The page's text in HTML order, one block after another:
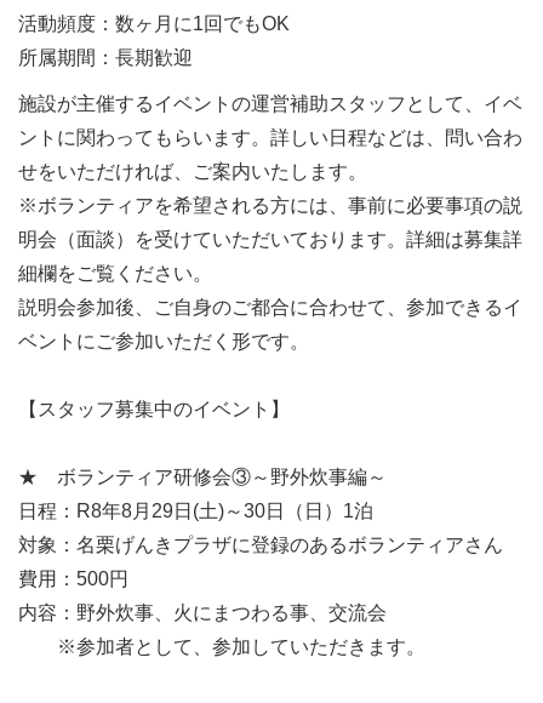
活動頻度：数ヶ月に1回でもOK
所属期間：長期歓迎
施設が主催するイベントの運営補助スタッフとして、イベ
ントに関わってもらいます。詳しい日程などは、問い合わ
せをいただければ、ご案内いたします。
※ボランティアを希望される方には、事前に必要事項の説
明会（面談）を受けていただいております。詳細は募集詳
細欄をご覧ください。
説明会参加後、ご自身のご都合に合わせて、参加できるイ
ベントにご参加いただく形です。
【スタッフ募集中のイベント】
★ ボランティア研修会③～野外炊事編～
日程：R8年8月29日(土)～30日（日）1泊
対象：名栗げんきプラザに登録のあるボランティアさん
費用：500円
内容：野外炊事、火にまつわる事、交流会
※参加者として、参加していただきます。